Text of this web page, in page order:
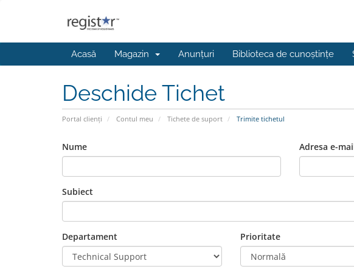
Acasă Magazin Anunțuri Biblioteca de cunoștințe
Deschide Tichet
Portal clienți Contul meu Tichete de suport Trimite tichetul
Nume Adresa e-
Subiect
Departament Prioritate